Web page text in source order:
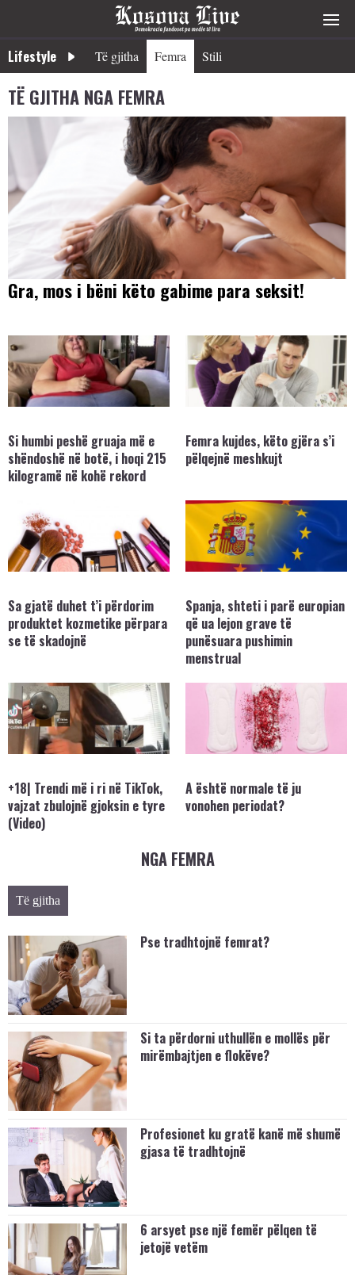
Lifestyle Të gjitha Femra Stili
TË GJITHA NGA FEMRA
Gra, mos i bëni këto gabime para seksit!
Si humbi peshë gruaja më e
shëndoshë në botë, i hoqi 215
kilogramë në kohë rekord
Femra kujdes, këto gjëra s’i
pëlqejnë meshkujt
Sa gjatë duhet t’i përdorim
produktet kozmetike përpara
se të skadojnë
Spanja, shteti i parë europian
që ua lejon grave të
punësuara pushimin
menstrual
+18| Trendi më i ri në TikTok,
vajzat zbulojnë gjoksin e tyre
(Video)
A është normale të ju
vonohen periodat?
NGA FEMRA
Të gjitha
Pse tradhtojnë femrat?
Si ta përdorni uthullën e mollës për
mirëmbajtjen e flokëve?
Profesionet ku gratë kanë më shumë
gjasa të tradhtojnë
6 arsyet pse një femër pëlqen të
jetojë vetëm